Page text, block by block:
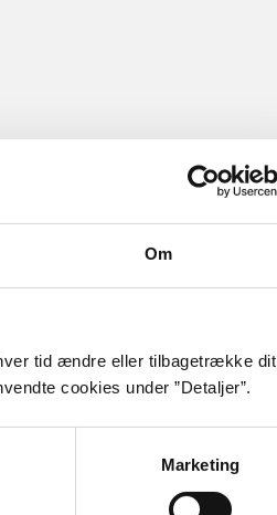
Om
tid ændre eller tilbagetrække dit
cookies under ”Detaljer”.
Marketing